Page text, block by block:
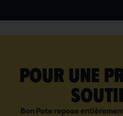
Pour une
Bon Pote repose